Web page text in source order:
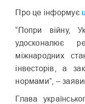
Про це інформує
“Попри війну,
удосконалює
міжнародних
інвесторів, а
нормами”, –
Глава